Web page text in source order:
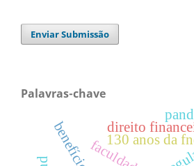
Enviar Submissão
Palavras-chave
130 anos da
direito